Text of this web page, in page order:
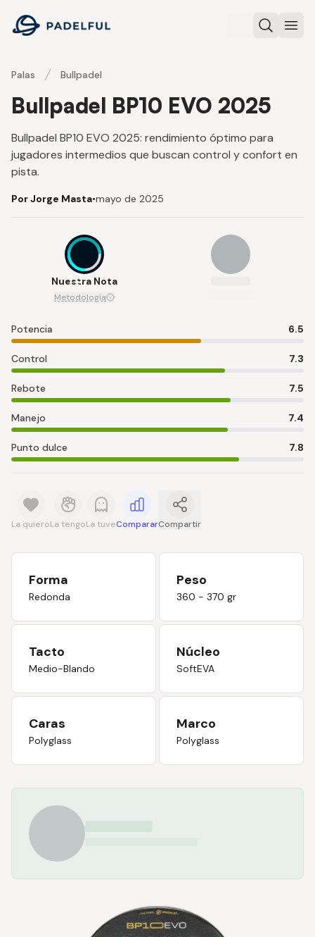
Padelful
Buscar
Palas Bullpadel
Bullpadel BP10 EVO 2025
Bullpadel BP10 EVO 2025: rendimiento óptimo para
jugadores intermedios que buscan control y confort en
pista.
Por Jorge Masta•mayo de 2025
7.3
Nuestra Nota
Metodología
Potencia 6.5
Control 7.3
Rebote 7.5
Manejo 7.4
Punto dulce 7.8
La quieroLa tengoLa tuveCompararCompartir
Forma
Redonda
Peso
360 - 370 gr
Tacto
Medio-Blando
Núcleo
SoftEVA
Caras
Polyglass
Marco
Polyglass